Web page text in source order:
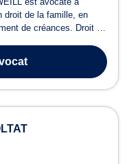
droit de la famille, en
de créances. Droit de
HAMANN-